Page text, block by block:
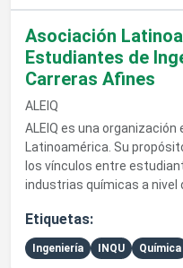
Asociación
Estudiantes de
Carreras Afines
ALEIQ
ALEIQ es una
Latinoamérica. Su
los vínculos entre
industrias químicas a nivel
Etiquetas:
Ingeniería INQU Química